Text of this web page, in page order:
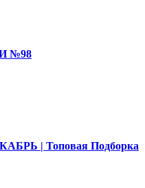
№98
| Топовая Подборка